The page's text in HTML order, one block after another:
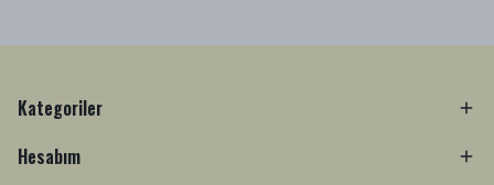
Kategoriler
Hesabım